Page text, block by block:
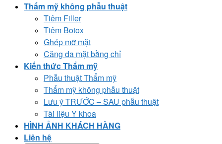
Thẩm mỹ không phẫu thuật
Tiêm Filler
Tiêm Botox
Ghép mỡ mặt
Căng da mặt bằng chỉ
Kiến thức Thẩm mỹ
Phẫu thuật Thẩm mỹ
Thẩm mỹ không phẫu thuật
Lưu ý TRƯỚC – SAU phẫu thuật
Tài liệu Y khoa
HÌNH ẢNH KHÁCH HÀNG
Liên hệ